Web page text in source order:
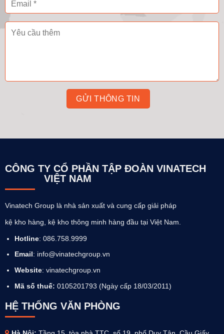
CÔNG TY CỔ PHẦN TẬP ĐOÀN VINATECH
VIỆT NAM
Vinatech Group là nhà sản xuất và cung cấp giải pháp
kệ kho hàng, kệ kho thông minh hàng đầu tại Việt Nam.
Hotline: 086.758.9999
Email: info@vinatechgroup.vn
Website: vinatechgroup.vn
Mã số thuế: 0105201793 (Ngày cấp 18/03/2011)
HỆ THỐNG VĂN PHÒNG